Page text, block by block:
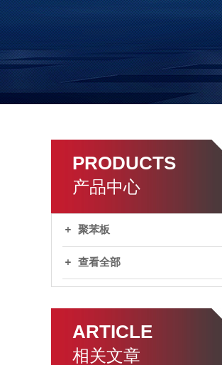
PRODUCTS
产品中心
聚苯板
查看全部
ARTICLE
相关文章